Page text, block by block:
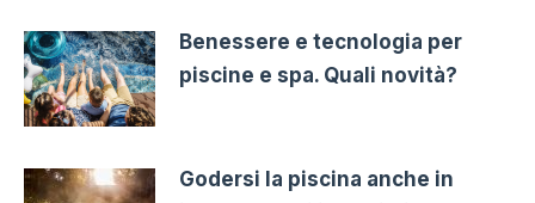
Benessere e tecnologia per
piscine e spa. Quali novità?
Godersi la piscina anche in